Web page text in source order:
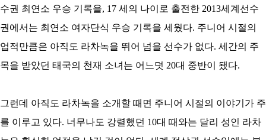
수권 최연소 우승 기록을, 17 세의 나이로 출전한 2013세계선수
권에서는 최연소 여자단식 우승 기록을 세웠다. 주니어 시절의
업적만큼은 아직도 라차녹을 뛰어 넘을 선수가 없다. 세간의 주
목을 받았던 태국의 천재 소녀는 어느덧 20대 중반이 됐다.
그런데 아직도 라차녹을 소개할 때면 주니어 시절의 이야기가 주
를 이루고 있다. 너무나도 강렬했던 10대 때와는 달리 성인 라차